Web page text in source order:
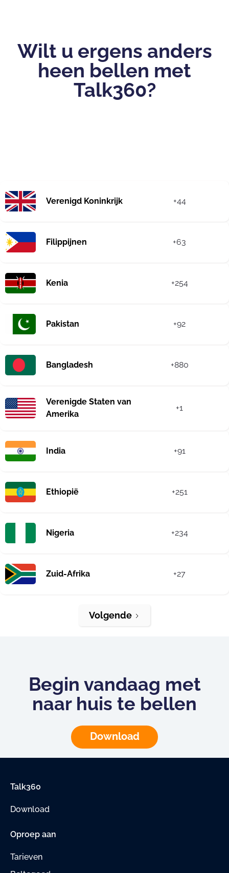
Wilt u ergens anders
heen bellen met
Talk360?
Verenigd Koninkrijk +44
Filippijnen +63
Kenia +254
Pakistan +92
Bangladesh +880
Verenigde Staten van
Amerika
+1
India +91
Ethiopië +251
Nigeria +234
Zuid-Afrika +27
Volgende
Begin vandaag met
naar huis te bellen
Download
Talk360
Download
Oproep aan
Tarieven